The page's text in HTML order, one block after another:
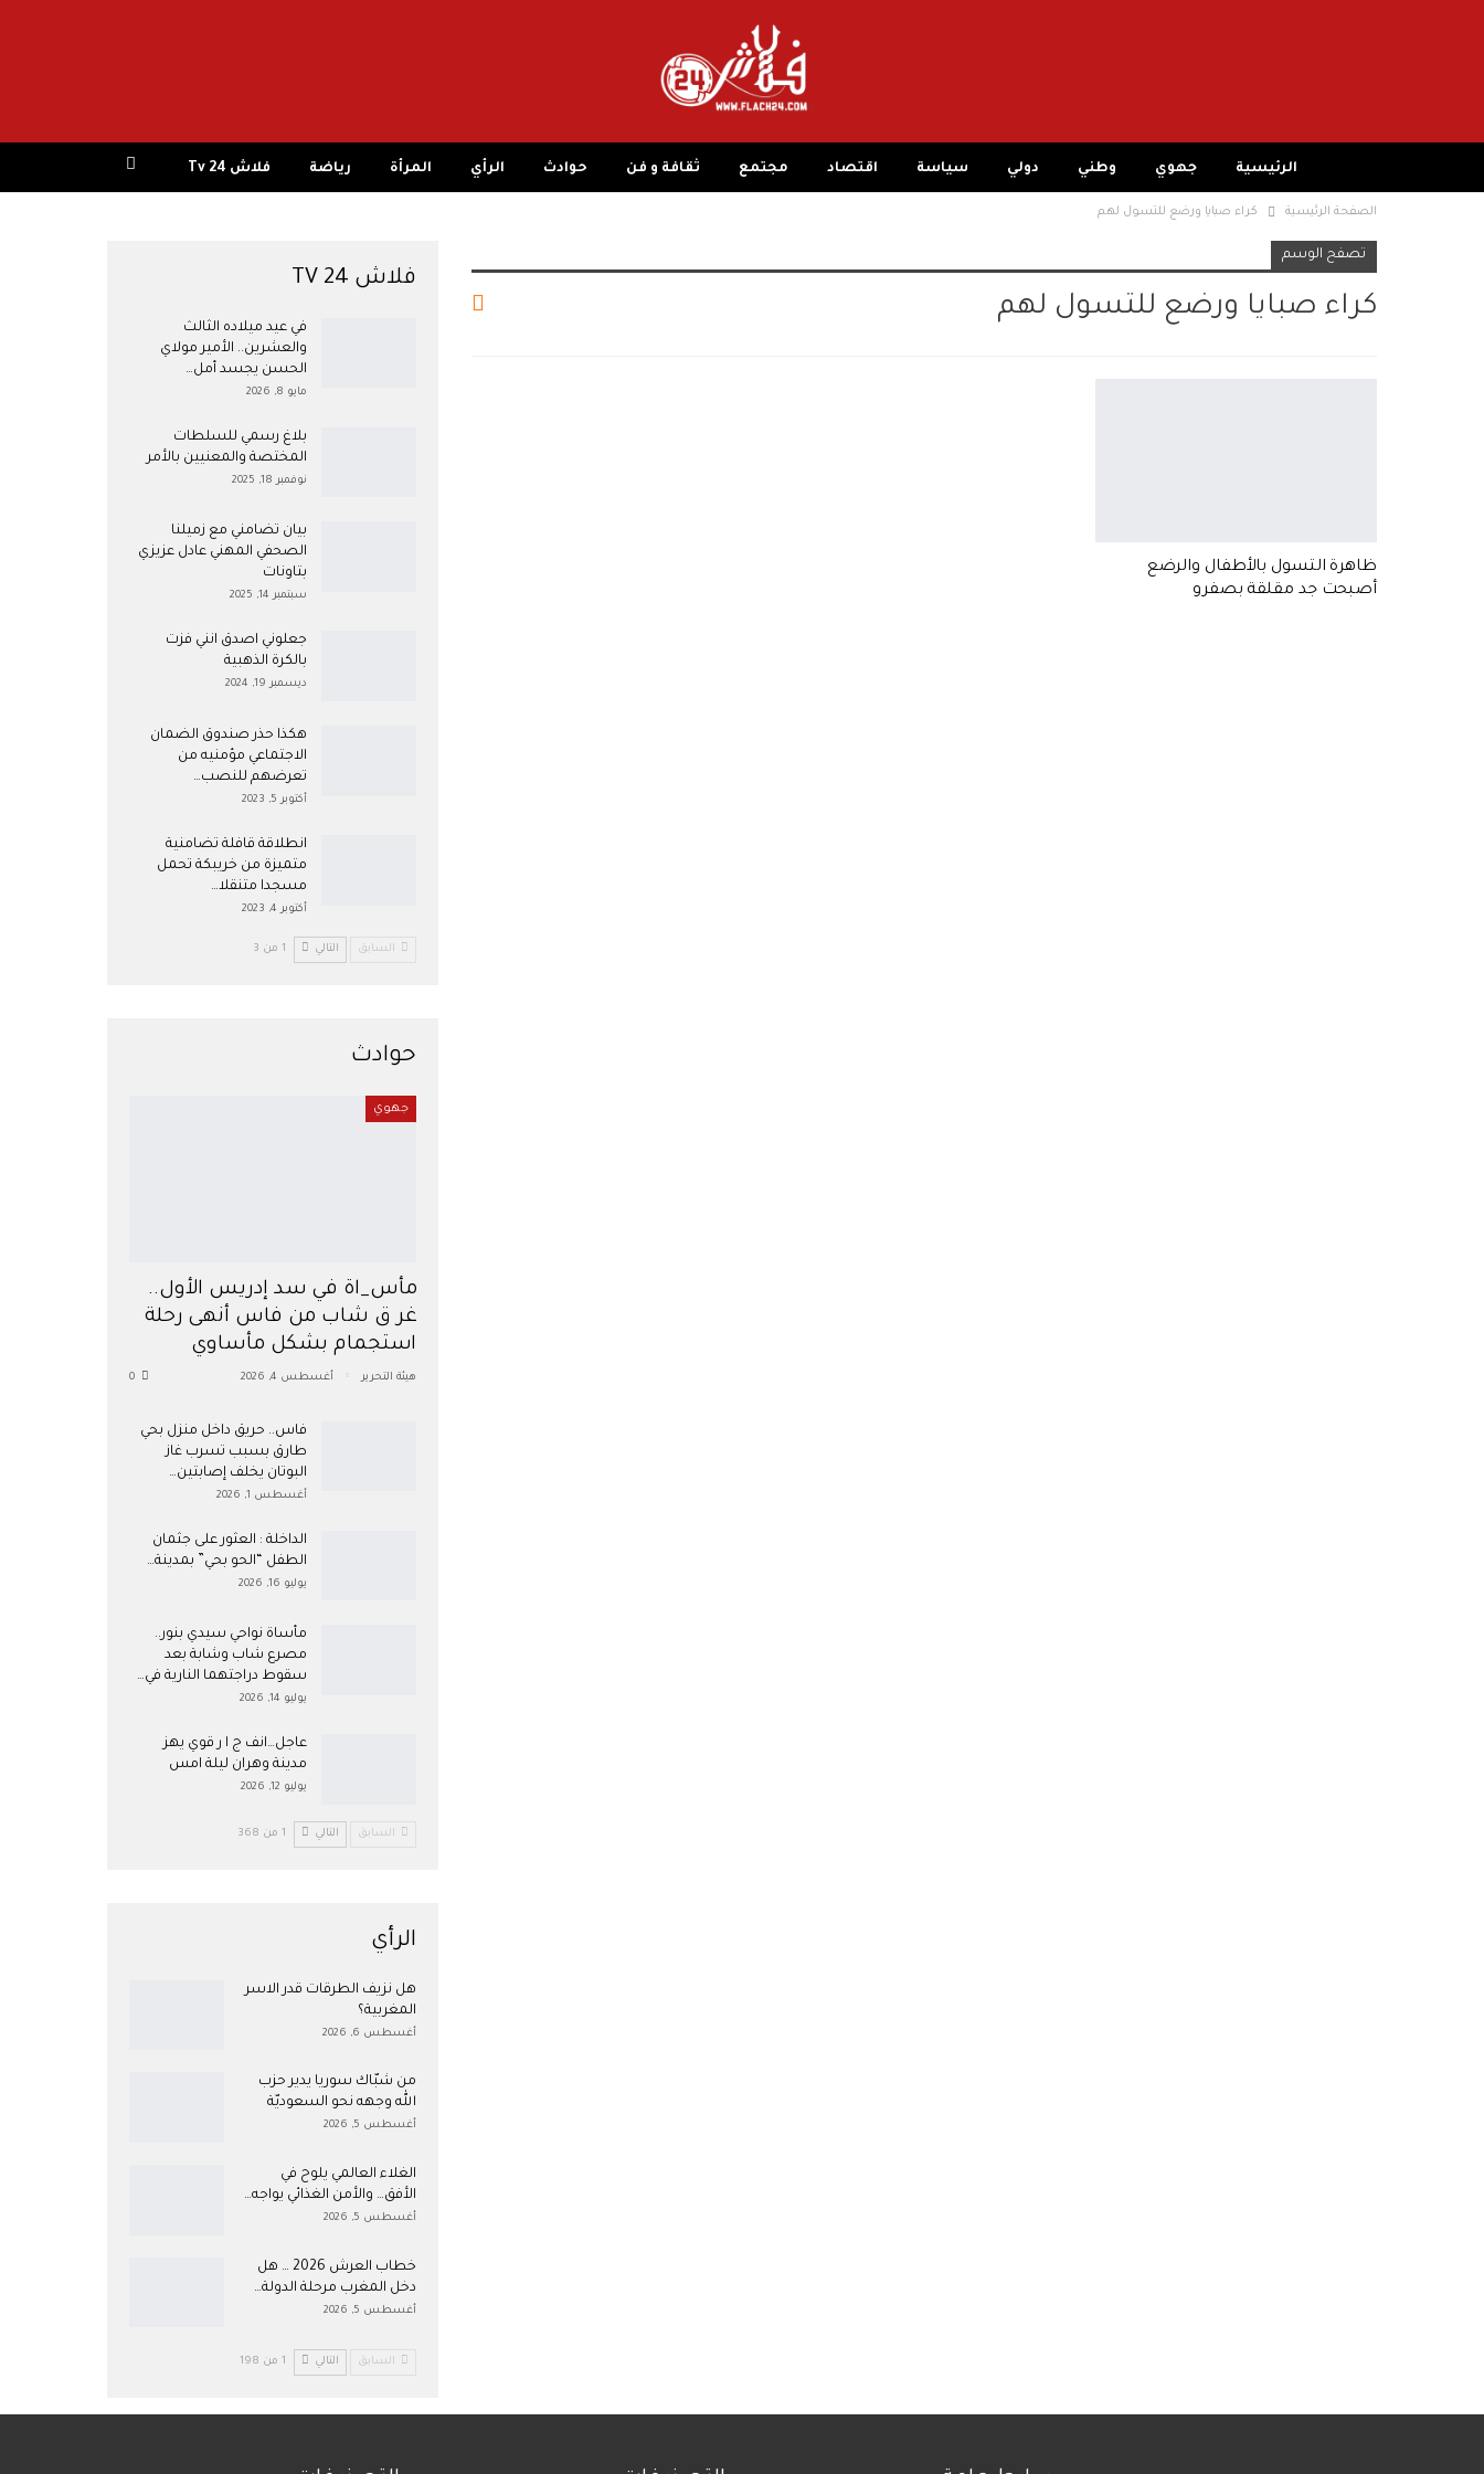
الرئيسية جهوي وطني دولي سياسة اقتصاد مجتمع ثقافة و فن حوادث الرأي المرأة رياضة فلاش 24 Tv
الصفحة الرئيسية كراء صبايا ورضع للتسول لهم
تصفح الوسم
كراء صبايا ورضع للتسول لهم
ظاهرة التسول بالأطفال والرضع
أصبحت جد مقلقة بصفرو
فلاش 24 TV
في عيد ميلاده الثالث
والعشرين.. الأمير مولاي
الحسن يجسد أمل…
مايو 8, 2026
بلاغ رسمي للسلطات
المختصة والمعنيين بالأمر
نوفمبر 18, 2025
بيان تضامني مع زميلنا
الصحفي المهني عادل عزيزي
بتاونات
سبتمبر 14, 2025
جعلوني اصدق انني فزت
بالكرة الذهبية
ديسمبر 19, 2024
هكذا حذر صندوق الضمان
الاجتماعي مؤمنيه من
تعرضهم للنصب…
أكتوبر 5, 2023
انطلاقة قافلة تضامنية
متميزة من خريبكة تحمل
مسجدا متنقلا…
أكتوبر 4, 2023
السابق التالي 1 من 3
حوادث
جهوي
مأس_اة في سد إدريس الأول..
غر ق شاب من فاس أنهى رحلة
استجمام بشكل مأساوي
هيئة التحرير أغسطس 4, 2026
فاس.. حريق داخل منزل بحي
طارق بسبب تسرب غاز
البوتان يخلف إصابتين…
أغسطس 1, 2026
​الداخلة : العثور على جثمان
الطفل “الحو بحي” بمدينة…
يوليو 16, 2026
مأساة نواحي سيدي بنور..
مصرع شاب وشابة بعد
سقوط دراجتهما النارية في…
يوليو 14, 2026
عاجل…انف ج ا ر قوي يهز
مدينة وهران ليلة امس
يوليو 12, 2026
السابق التالي 1 من 368
الرأي
هل نزيف الطرقات قدر الاسر
المغربية؟
أغسطس 6, 2026
من شبّاك سوريا يدير حزب
الله وجهه نحو السعوديّة
أغسطس 5, 2026
الغلاء العالمي يلوح في
الأفق… والأمن الغذائي يواجه…
أغسطس 5, 2026
خطاب العرش 2026 … هل
دخل المغرب مرحلة الدولة…
أغسطس 5, 2026
السابق التالي 1 من 198